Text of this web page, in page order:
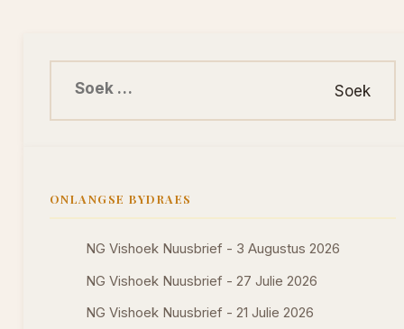
ONLANGSE BYDRAES
NG Vishoek Nuusbrief - 3 Augustus 2026
NG Vishoek Nuusbrief - 27 Julie 2026
NG Vishoek Nuusbrief - 21 Julie 2026